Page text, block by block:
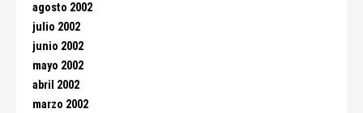
agosto 2002
julio 2002
junio 2002
mayo 2002
abril 2002
marzo 2002